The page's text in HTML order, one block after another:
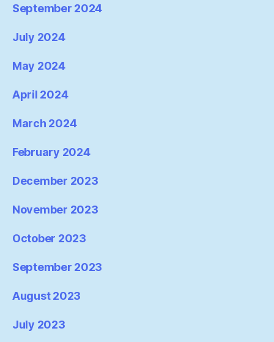
September 2024
July 2024
May 2024
April 2024
March 2024
February 2024
December 2023
November 2023
October 2023
September 2023
August 2023
July 2023